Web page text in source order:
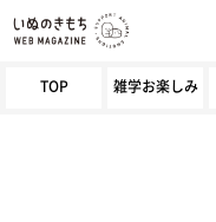
TOP 雑学お楽しみ